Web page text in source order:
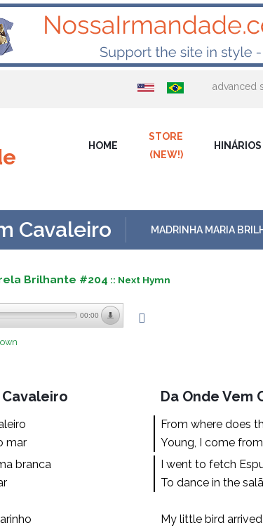
advanced
HOME
STORE
(NEW!)
HINÁRIOS
Cavaleiro MADRINHA MARIA
Brilhante #204 :: Next Hymn
00:00
Cavaleiro
mar
branca
Da Onde Vem
From where does
Young, I come
I went to fetch
To dance in the
My little bird arrived